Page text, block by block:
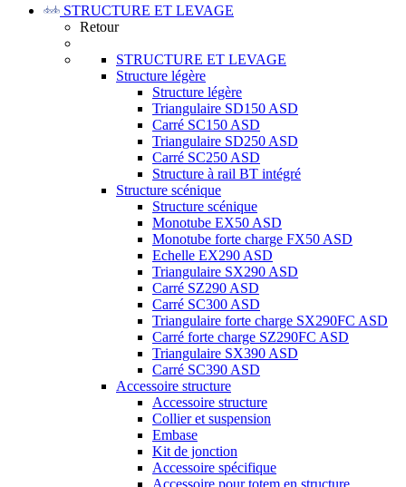
STRUCTURE ET LEVAGE
Retour
STRUCTURE ET LEVAGE
Structure légère
Structure légère
Triangulaire SD150 ASD
Carré SC150 ASD
Triangulaire SD250 ASD
Carré SC250 ASD
Structure à rail BT intégré
Structure scénique
Structure scénique
Monotube EX50 ASD
Monotube forte charge FX50 ASD
Echelle EX290 ASD
Triangulaire SX290 ASD
Carré SZ290 ASD
Carré SC300 ASD
Triangulaire forte charge SX290FC ASD
Carré forte charge SZ290FC ASD
Triangulaire SX390 ASD
Carré SC390 ASD
Accessoire structure
Accessoire structure
Collier et suspension
Embase
Kit de jonction
Accessoire spécifique